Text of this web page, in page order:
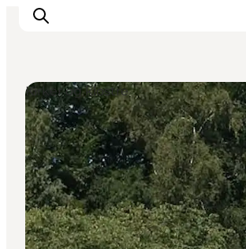
Inspiration
Destinationer
Oplevelser
Overnatning
Planlæg ferien
Kirker og klostre